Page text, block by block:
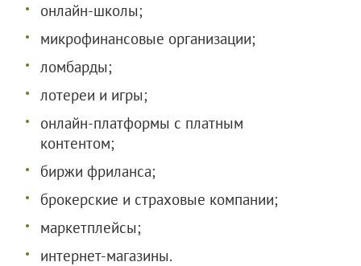
онлайн-школы;
микрофинансовые организации;
ломбарды;
лотереи и игры;
онлайн-платформы с платным
контентом;
биржи фриланса;
брокерские и страховые компании;
маркетплейсы;
интернет-магазины.